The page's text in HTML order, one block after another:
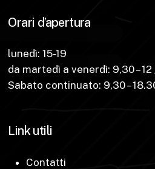
Orari d’apertura
lunedì: 15-19
da martedì a venerdì: 9,30 – 12 /
Sabato continuato: 9,30 –
Link utili
Contatti